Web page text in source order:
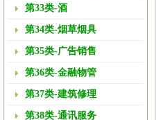
第33类-酒
第34类-烟草烟具
第35类-广告销售
第36类-金融物管
第37类-建筑修理
第38类-通讯服务